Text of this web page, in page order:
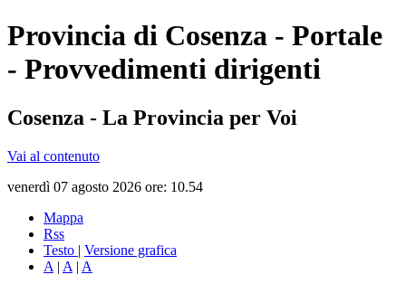
Provincia di Cosenza - Portale
- Provvedimenti dirigenti
Cosenza - La Provincia per Voi
Vai al contenuto
venerdì 07 agosto 2026 ore: 10.54
Mappa
Rss
Testo | Versione grafica
A | A | A